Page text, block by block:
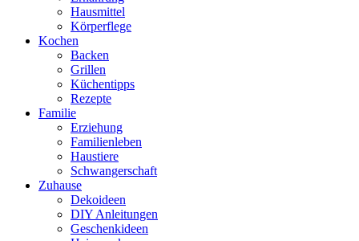
Hausmittel
Körperflege
Kochen
Backen
Grillen
Küchentipps
Rezepte
Familie
Erziehung
Familienleben
Haustiere
Schwangerschaft
Zuhause
Dekoideen
DIY Anleitungen
Geschenkideen